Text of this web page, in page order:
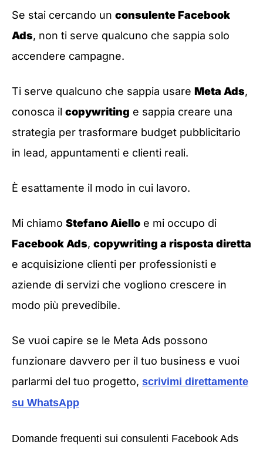
Se stai cercando un consulente Facebook
Ads, non ti serve qualcuno che sappia solo
accendere campagne.
Ti serve qualcuno che sappia usare Meta Ads,
conosca il copywriting e sappia creare una
strategia per trasformare budget pubblicitario
in lead, appuntamenti e clienti reali.
È esattamente il modo in cui lavoro.
Mi chiamo Stefano Aiello e mi occupo di
Facebook Ads, copywriting a risposta diretta
e acquisizione clienti per professionisti e
aziende di servizi che vogliono crescere in
modo più prevedibile.
Se vuoi capire se le Meta Ads possono
funzionare davvero per il tuo business e vuoi
parlarmi del tuo progetto, scrivimi direttamente
su WhatsApp
Domande frequenti sui consulenti Facebook Ads